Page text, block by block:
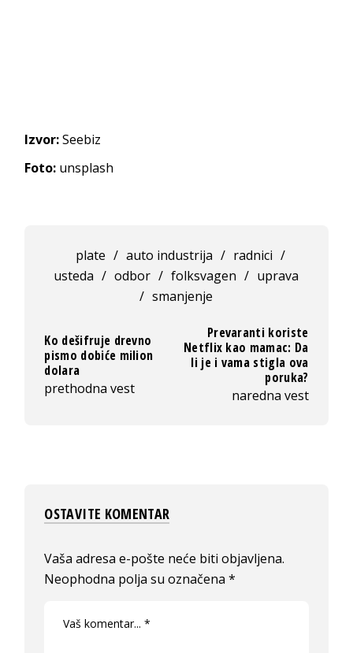
Izvor:Seebiz
Foto: unsplash
plate / auto industrija / radnici /
usteda / odbor / folksvagen / uprava
/ smanjenje
Ko dešifruje drevno
pismo dobiće milion
dolara
prethodna vest
Prevaranti koriste
Netflix kao mamac: Da
li je i vama stigla ova
poruka?
naredna vest
OSTAVITE KOMENTAR
Vaša adresa e-pošte neće biti objavljena.
Neophodna polja su označena*